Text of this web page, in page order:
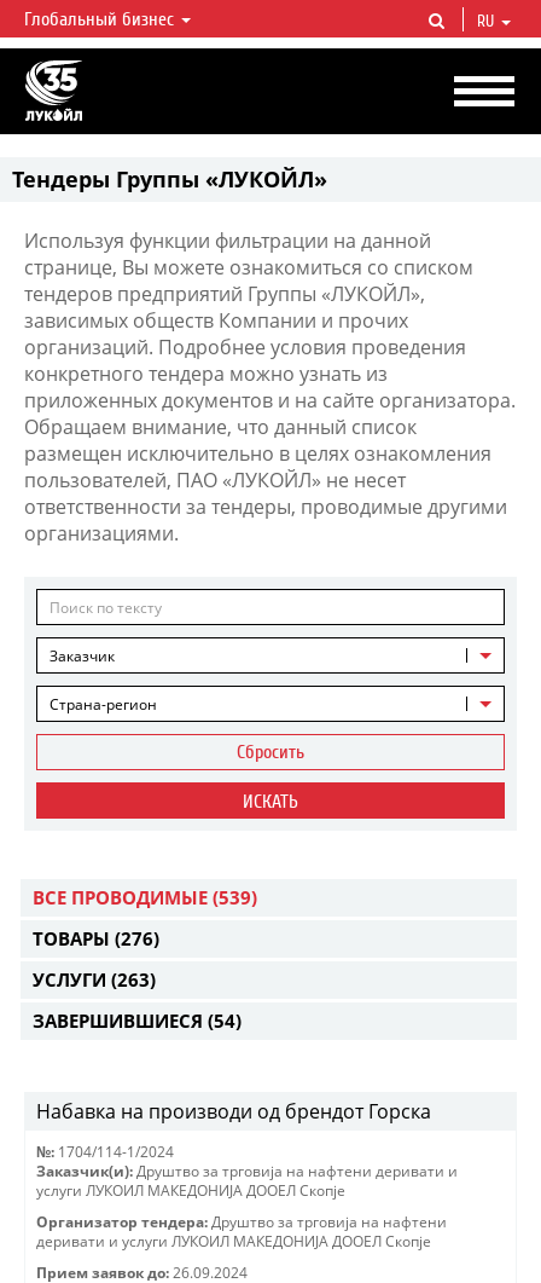
ЛУКОЙЛ СЕГОДНЯ
ЛУКОЙЛ — одна из крупнейших вертикально интегрированных
нефтегазовых компаний в мире, на долю которой приходится более 2%
мировой добычи нефти и около 1% доказанных запасов углеводородов.
Глобальный бизнес RU
Тендеры Группы «ЛУКОЙЛ»
Используя функции фильтрации на данной
странице, Вы можете ознакомиться со списком
тендеров предприятий Группы «ЛУКОЙЛ»,
зависимых обществ Компании и прочих
организаций. Подробнее условия проведения
конкретного тендера можно узнать из
приложенных документов и на сайте организатора.
Обращаем внимание, что данный список
размещен исключительно в целях ознакомления
пользователей, ПАО «ЛУКОЙЛ» не несет
ответственности за тендеры, проводимые другими
организациями.
Заказчик
Страна-регион
Сбросить
ИСКАТЬ
ВСЕ ПРОВОДИМЫЕ (539)
ТОВАРЫ (276)
УСЛУГИ (263)
ЗАВЕРШИВШИЕСЯ (54)
Набавка на производи од брендот Горска
№: 1704/114-1/2024
Заказчик(и): Друштво за трговиjа на нафтени деривати и
услуги ЛУКОИЛ МАКЕДОНИJА ДООЕЛ Скопjе
Организатор тендера: Друштво за трговиjа на нафтени
деривати и услуги ЛУКОИЛ МАКЕДОНИJА ДООЕЛ Скопjе
Прием заявок до: 26.09.2024